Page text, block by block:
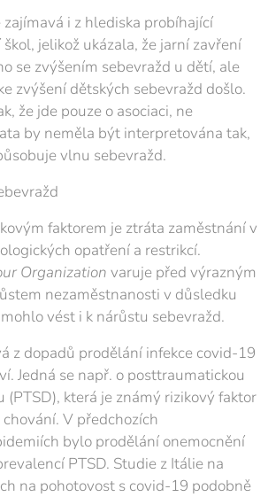
zajímavá i z hlediska probíhající
jelikož ukázala, že jarní zavření
se zvýšením sebevražd u dětí, ale
zvýšení dětských sebevražd došlo.
že jde pouze o asociaci, ne
by neměla být interpretována tak,
vlnu sebevražd.
faktorem je ztráta zaměstnání v
opatření a restrikcí.
Organization varuje před výrazným
nezaměstnanosti v důsledku
vést i k nárůstu sebevražd.
z dopadů prodělání infekce covid-19
Jedná se např. o posttraumatickou
(PTSD), která je známý rizikový faktor
V předchozích
bylo prodělání onemocnění
PTSD. Studie z Itálie na
na pohotovost s covid-19 podobně